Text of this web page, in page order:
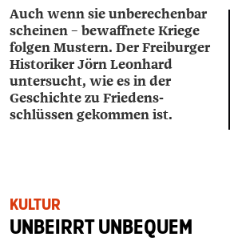
Auch wenn sie unberechenbar
scheinen – bewaffnete Kriege
folgen Mustern. Der Freiburger
Historiker Jörn ­Leonhard
untersucht, wie es in der
Geschichte zu Friedens­
schlüssen gekommen ist.
KULTUR
UNBEIRRT UNBEQUEM